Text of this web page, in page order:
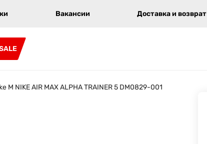
Вакансии Доставка и возврат
M NIKE AIR MAX ALPHA TRAINER 5 DM0829-001